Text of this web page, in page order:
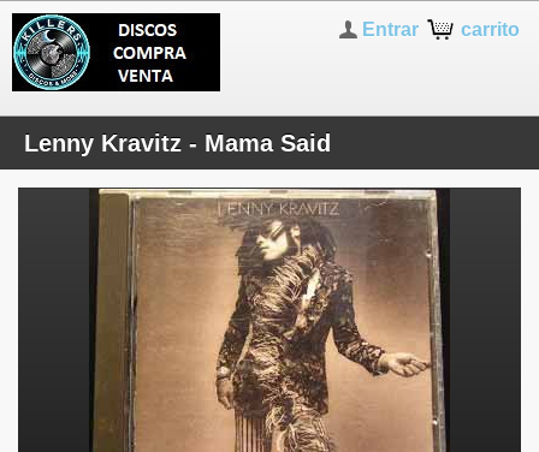
carrito
Entrar
Lenny Kravitz - Mama Said